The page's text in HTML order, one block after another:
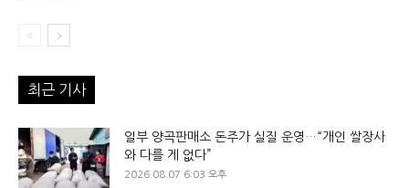
최근 기사
일부 양곡판매소 돈주가 실질 운영…“개인 쌀장사
와 다를 게 없다”
2026.08.07 6:03 오후